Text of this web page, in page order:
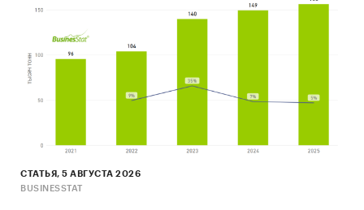
поставщик пожарных рукавов - CHIAO
(SHANGHAI) INDUSTRY CO., LTD
- В импорте наибольшую долю занимает
сегмент low-priced с долей 71%, основные
поставки сегмента из стран: Китай, Южная
Корея, Чешская Республика. Сегмент high-
преимущественно из стран: Франция, Австрия,
- Большую часть продукции российских
СТАТЬЯ, 5 АВГУСТА 2026
BUSINESSTAT